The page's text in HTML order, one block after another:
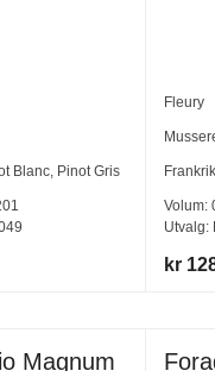
Blanc, Pinot Gris
Fleury
Volum:
Utvalg:
kr
Magnum